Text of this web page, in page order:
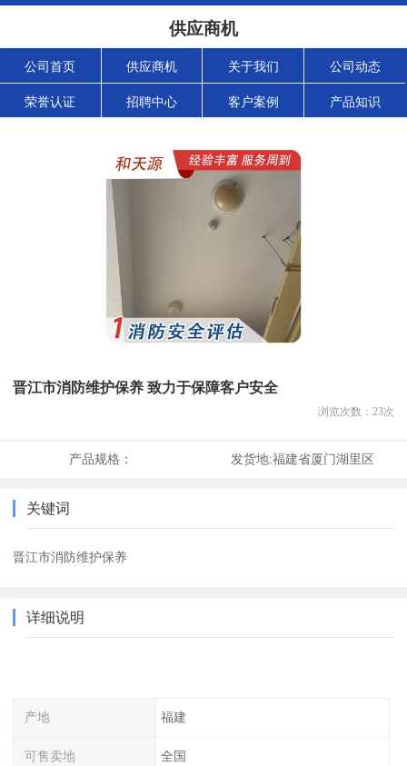
供应商机
公司首页 供应商机 关于我们 公司动态
荣誉认证 招聘中心 客户案例 产品知识
晋江市消防维护保养 致力于保障客户安全
浏览次数： 23次
产品规格： 发货地:福建省厦门湖里区
关键词
晋江市消防维护保养
详细说明
产地 福建
可售卖地 全国